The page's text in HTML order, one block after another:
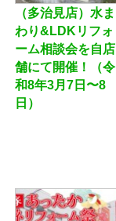
（多治見店）水ま
わり&LDKリフォ
ーム相談会を自店
舗にて開催！（令
和8年3月7日〜8
日）